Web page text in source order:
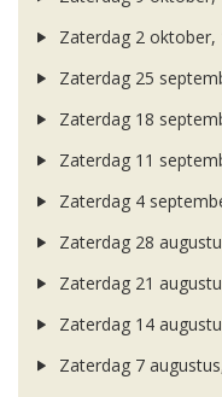
Zaterdag 2 oktober,
Zaterdag 25
Zaterdag 18
Zaterdag 11
Zaterdag 4
Zaterdag 28
Zaterdag 21
Zaterdag 14
Zaterdag 7